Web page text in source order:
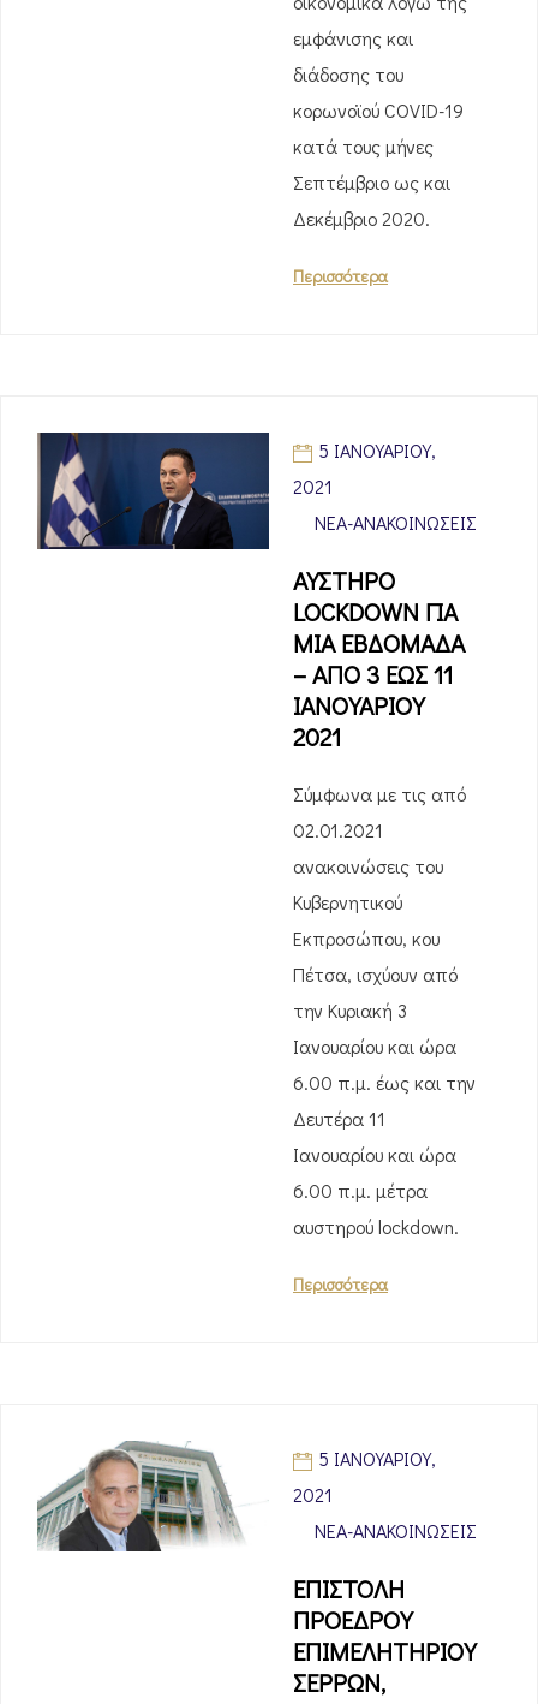
εμφάνισης και
διάδοσης του
κορωνοϊού COVID-19
κατά τους μήνες
Σεπτέμβριο ως και
Δεκέμβριο 2020.
Περισσότερα
5 ΙΑΝΟΥΑΡΊΟΥ,
2021
ΝΈΑ-ΑΝΑΚΟΙΝΏΣΕΙΣ
ΑΥΣΤΗΡΟ
LOCKDOWN ΓΙΑ
ΜΙΑ ΕΒΔΟΜΑΔΑ
– ΑΠΟ 3 ΕΩΣ 11
ΙΑΝΟΥΑΡΙΟΥ
2021
Σύμφωνα με τις από
02.01.2021
ανακοινώσεις του
Κυβερνητικού
Εκπροσώπου, κου
Πέτσα, ισχύουν από
την Κυριακή 3
Ιανουαρίου και ώρα
6.00 π.μ. έως και την
Δευτέρα 11
Ιανουαρίου και ώρα
6.00 π.μ. μέτρα
αυστηρού lockdown.
Περισσότερα
5 ΙΑΝΟΥΑΡΊΟΥ,
2021
ΝΈΑ-ΑΝΑΚΟΙΝΏΣΕΙΣ
ΕΠΙΣΤΟΛΗ
ΠΡΟΕΔΡΟΥ
ΕΠΙΜΕΛΗΤΗΡΙΟΥ
ΣΕΡΡΩΝ,